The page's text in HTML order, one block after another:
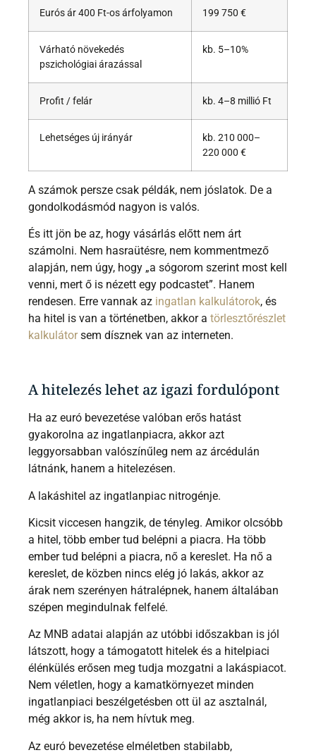
Eurós ár 400 Ft-os árfolyamon 199 750 €
Várható növekedés
pszichológiai árazással
kb. 5–10%
Profit / felár kb. 4–8 millió Ft
Lehetséges új irányár
kb. 210 000–
220 000 €
A számok persze csak példák, nem jóslatok. De a
gondolkodásmód nagyon is valós.
És itt jön be az, hogy vásárlás előtt nem árt
számolni. Nem hasraütésre, nem kommentmező
alapján, nem úgy, hogy „a sógorom szerint most kell
venni, mert ő is nézett egy podcastet”. Hanem
rendesen. Erre vannak az ingatlan kalkulátorok, és
ha hitel is van a történetben, akkor a törlesztőrészlet
kalkulátorsem dísznek van az interneten.
A hitelezés lehet az igazi fordulópont
Ha az euró bevezetése valóban erős hatást
gyakorolna az ingatlanpiacra, akkor azt
leggyorsabban valószínűleg nem az árcédulán
látnánk, hanem a hitelezésen.
A lakáshitel az ingatlanpiac nitrogénje.
Kicsit viccesen hangzik, de tényleg. Amikor olcsóbb
a hitel, több ember tud belépni a piacra. Ha több
ember tud belépni a piacra, nő a kereslet. Ha nő a
kereslet, de közben nincs elég jó lakás, akkor az
árak nem szerényen hátralépnek, hanem általában
szépen megindulnak felfelé.
Az MNB adatai alapján az utóbbi időszakban is jól
látszott, hogy a támogatott hitelek és a hitelpiaci
élénkülés erősen meg tudja mozgatni a lakáspiacot.
Nem véletlen, hogy a kamatkörnyezet minden
ingatlanpiaci beszélgetésben ott ül az asztalnál,
még akkor is, ha nem hívtuk meg.
Az euró bevezetése elméletben stabilabb,